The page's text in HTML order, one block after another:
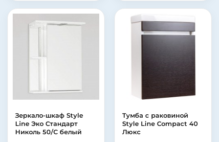
Зеркало-шкаф Style
Line Эко Стандарт
Николь 50/С белый
Тумба с раковиной
Style Line Compact 40
Люкс